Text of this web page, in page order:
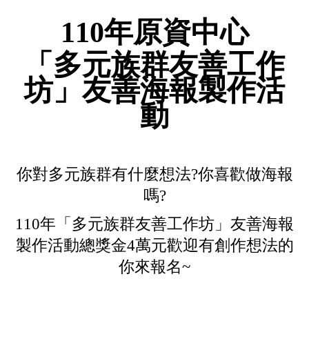
110年原資中心
「多元族群友善工作
坊」友善海報製作活
動
你對多元族群有什麼想法?你喜歡做海報
嗎?
110年「多元族群友善工作坊」友善海報
製作活動總獎金4萬元歡迎有創作想法的
你來報名~